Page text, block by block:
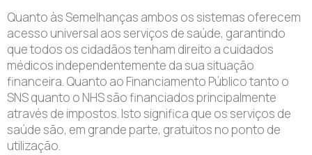
Quanto às Semelhanças ambos os sistemas oferecem
acesso universal aos serviços de saúde, garantindo
que todos os cidadãos tenham direito a cuidados
médicos independentemente da sua situação
financeira. Quanto ao Financiamento Público tanto o
SNS quanto o NHS são financiados principalmente
através de impostos. Isto significa que os serviços de
saúde são, em grande parte, gratuitos no ponto de
utilização.